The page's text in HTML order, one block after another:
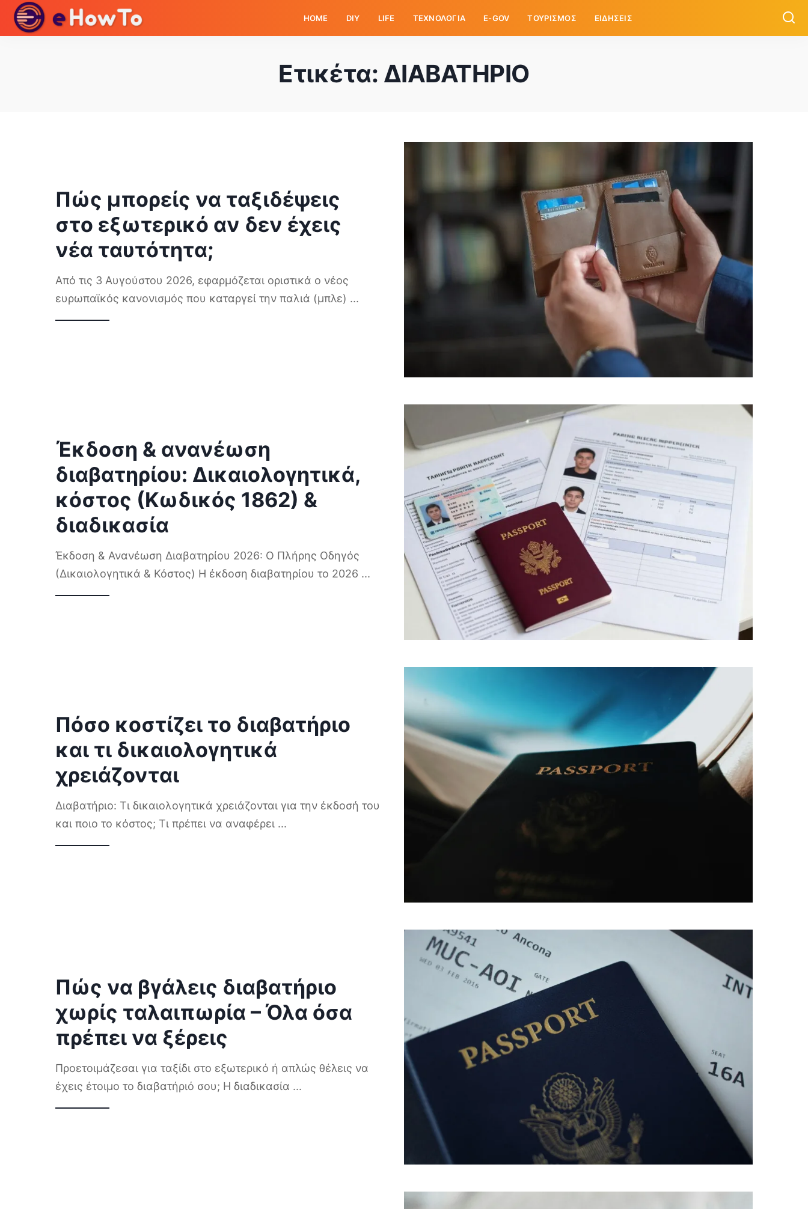
HOME DIY LIFE ΤΕΧΝΟΛΟΓΙΑ E-GOV ΤΟΥΡΙΣΜΟΣ ΕΙΔΗΣΕΙΣ
Ετικέτα: ΔΙΑΒΑΤΗΡΙΟ
Πώς μπορείς να ταξιδέψεις
στο εξωτερικό αν δεν έχεις
νέα ταυτότητα;
Από τις 3 Αυγούστου 2026, εφαρμόζεται οριστικά ο νέος
ευρωπαϊκός κανονισμός που καταργεί την παλιά (μπλε) ...
Έκδοση & ανανέωση
διαβατηρίου: Δικαιολογητικά,
κόστος (Κωδικός 1862) &
διαδικασία
Έκδοση & Ανανέωση Διαβατηρίου 2026: Ο Πλήρης Οδηγός
(Δικαιολογητικά & Κόστος) Η έκδοση διαβατηρίου το 2026 ...
Πόσο κοστίζει το διαβατήριο
και τι δικαιολογητικά
χρειάζονται
Διαβατήριο: Τι δικαιολογητικά χρειάζονται για την έκδοσή του
και ποιο το κόστος; Τι πρέπει να αναφέρει ...
Πώς να βγάλεις διαβατήριο
χωρίς ταλαιπωρία – Όλα όσα
πρέπει να ξέρεις
Προετοιμάζεσαι για ταξίδι στο εξωτερικό ή απλώς θέλεις να
έχεις έτοιμο το διαβατήριό σου; Η διαδικασία ...